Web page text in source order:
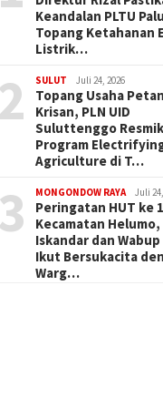
Keandalan PLTU
Topang Ketahanan
Listrik…
SULUT Juli 24, 2026
Topang Usaha
Krisan, PLN UID
Suluttenggo
Program
Agriculture di T…
MONGONDOW RAYA Juli
Peringatan HUT ke
Kecamatan
Iskandar dan
Ikut Bersukacita
Warg…